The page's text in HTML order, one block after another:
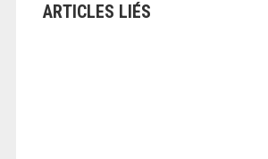
ARTICLES LIÉS